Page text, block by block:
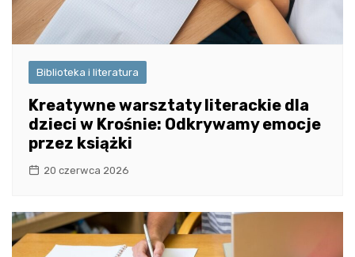
Biblioteka i literatura
Kreatywne warsztaty literackie dla
dzieci w Krośnie: Odkrywamy emocje
przez książki
20 czerwca 2026